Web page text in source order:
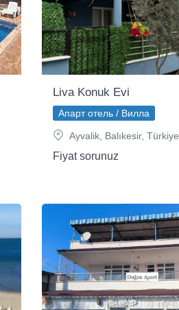
Liva Konuk Evi
Апарт отель / Вилла
Ayvalik, Balıkesir, Türkiye
Fiyat sorunuz